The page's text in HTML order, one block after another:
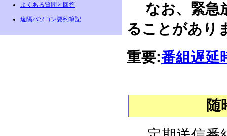
なお、緊急
ることがあり
重要:番組遅延
随
よくある質問と回答
遠隔パソコン要約筆記